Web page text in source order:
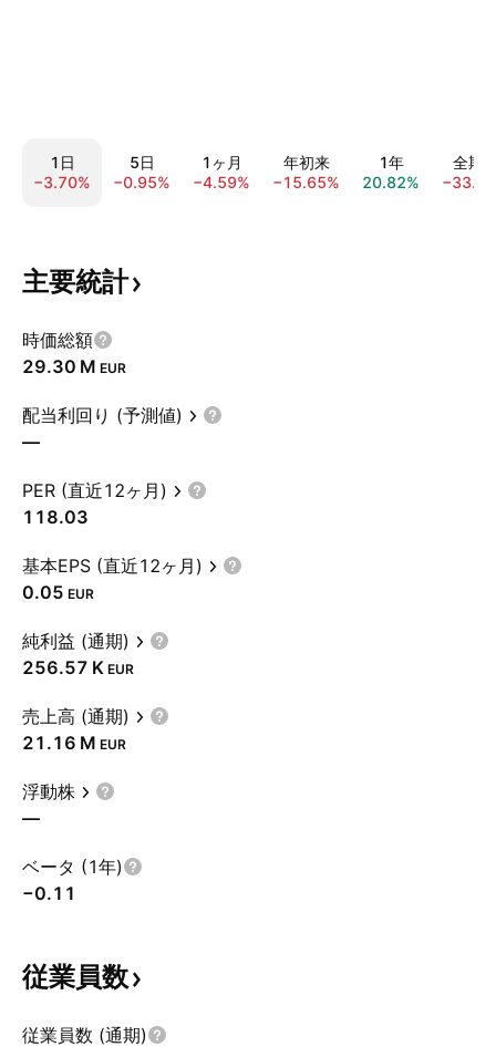
1日
−3.70%
5日
−0.95%
1ヶ月
−4.59%
年初来
−15.65%
1年
20.82%
全期
主要統計
時価総額
‪29.30 M‬ EUR
配当利回り (予測値)
—
PER (直近12ヶ月)
118.03
基本EPS (直近12ヶ月)
0.05 EUR
純利益 (通期)
‪256.57 K‬ EUR
売上高 (通期)
‪21.16 M‬ EUR
浮動株
—
ベータ (1年)
−0.11
従業員数
従業員数 (通期)